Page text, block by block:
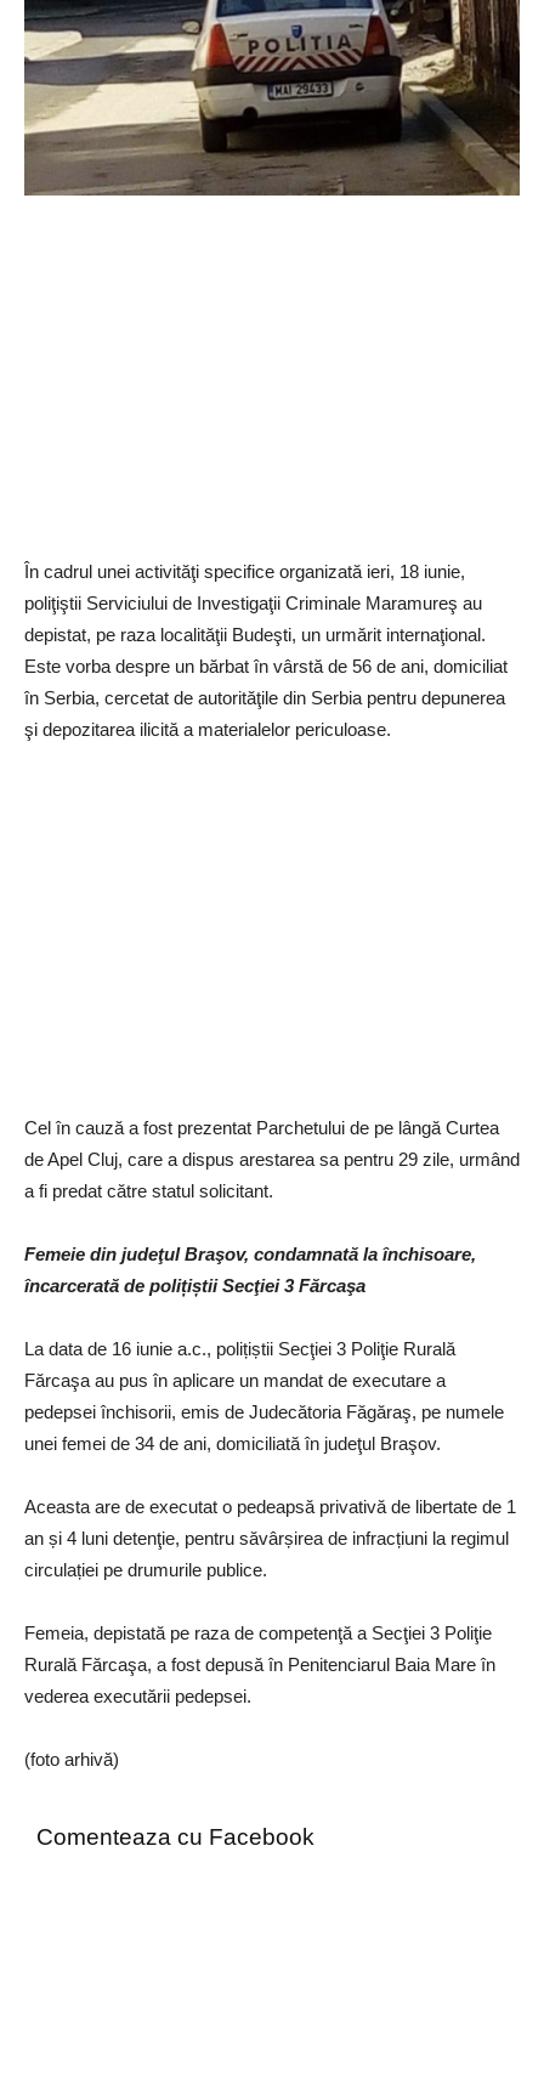
În cadrul unei activităţi specifice organizată ieri, 18 iunie,
poliţiştii Serviciului de Investigaţii Criminale Maramureş au
depistat, pe raza localităţii Budeşti, un urmărit internaţional.
Este vorba despre un bărbat în vârstă de 56 de ani, domiciliat
în Serbia, cercetat de autorităţile din Serbia pentru depunerea
şi depozitarea ilicită a materialelor periculoase.
Cel în cauză a fost prezentat Parchetului de pe lângă Curtea
de Apel Cluj, care a dispus arestarea sa pentru 29 zile, urmând
a fi predat către statul solicitant.
Femeie din judeţul Braşov, condamnată la închisoare,
încarcerată de polițiștii Secţiei 3 Fărcaşa
La data de 16 iunie a.c., polițiștii Secţiei 3 Poliţie Rurală
Fărcaşa au pus în aplicare un mandat de executare a
pedepsei închisorii, emis de Judecătoria Făgăraş, pe numele
unei femei de 34 de ani, domiciliată în judeţul Braşov.
Aceasta are de executat o pedeapsă privativă de libertate de 1
an și 4 luni detenţie, pentru săvârșirea de infracțiuni la regimul
circulației pe drumurile publice.
Femeia, depistată pe raza de competenţă a Secţiei 3 Poliţie
Rurală Fărcaşa, a fost depusă în Penitenciarul Baia Mare în
vederea executării pedepsei.
(foto arhivă)
Comenteaza cu Facebook